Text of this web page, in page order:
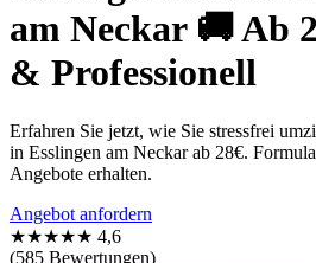
am Neckar 🚚 Ab
& Professionell
Erfahren Sie jetzt, wie Sie stressfrei
in Esslingen am Neckar ab 28€.
Angebote erhalten.
Angebot anfordern
★★★★★ 4,6
(585 Bewertungen)